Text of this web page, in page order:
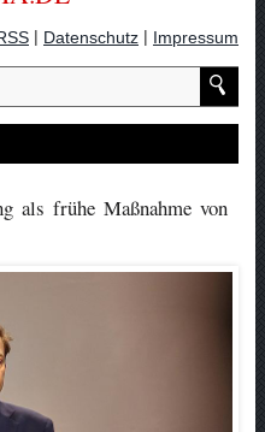
| Datenschutz | Impressum
als frühe Maßnahme von